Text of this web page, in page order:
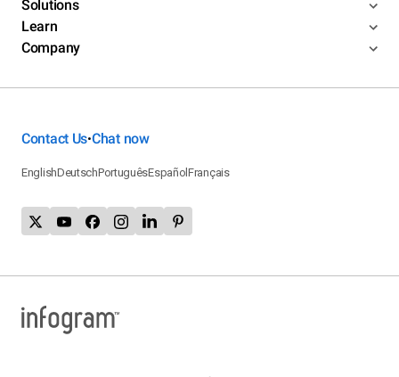
Solutions
Learn
Company
Contact Us•Chat now
EnglishDeutschPortuguêsEspañolFrançais